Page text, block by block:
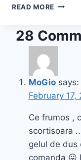
READ MORE
CU
EXTRA
VOLUM
~
28
MoGio says:
February 17,
Ce frumos ,
scortisoara
gelul de dus
comanda 😛